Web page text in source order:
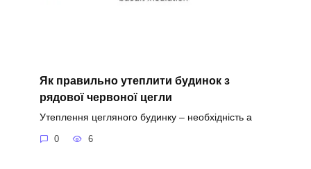
Як правильно утеплити будинок з
рядової червоної цегли
Утеплення цегляного будинку – необхідність а
0 6